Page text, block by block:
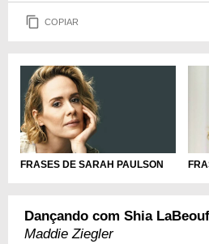
COPIAR
FRASES DE SARAH PAULSON
Dançando com Shia
Maddie Ziegler